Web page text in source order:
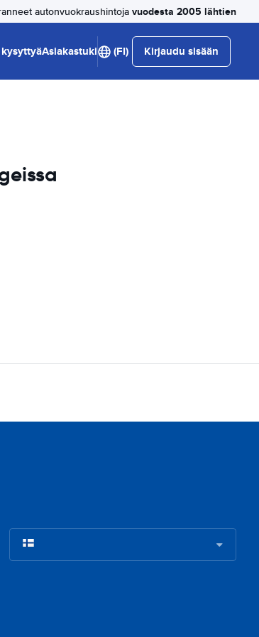
autonvuokraushintoja vuodesta 2005 lähtien
Asiakastuki (FI) Kirjaudu sisään